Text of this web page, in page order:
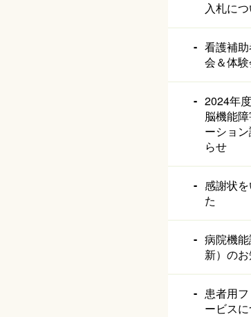
入札に
看護補
会＆体
2024年
脳機能
ーショ
らせ
感謝状
た
病院機
新）の
患者用
ービス